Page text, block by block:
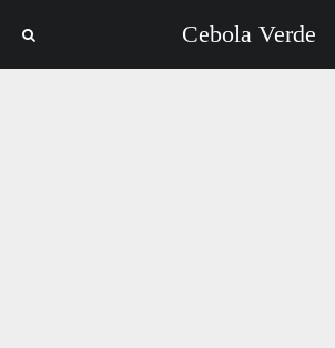
Cebola Verde